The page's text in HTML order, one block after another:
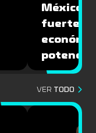
México:
fuerte
VER TODO